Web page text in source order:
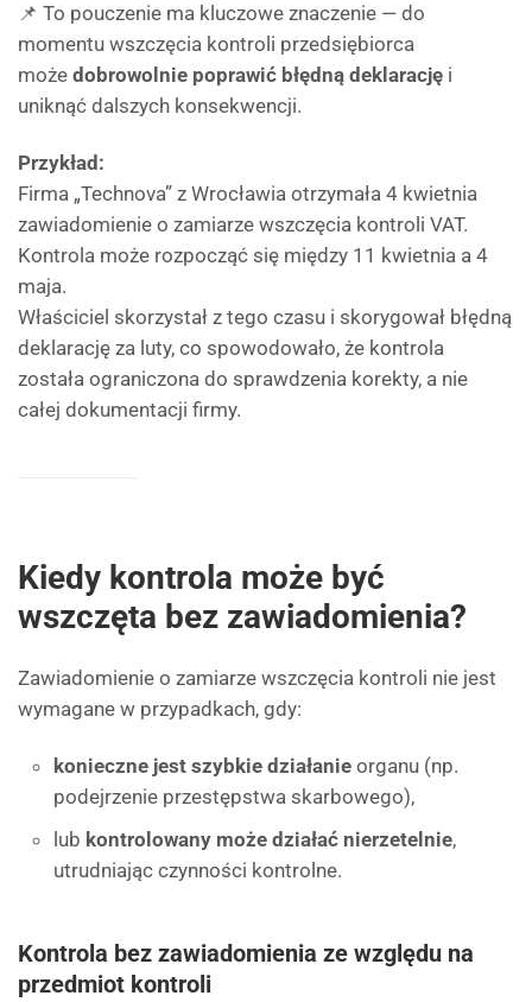
📌 To pouczenie ma kluczowe znaczenie — do
momentu wszczęcia kontroli przedsiębiorca
może dobrowolnie poprawić błędną deklarację i
uniknąć dalszych konsekwencji.
Przykład:
Firma „Technova” z Wrocławia otrzymała 4 kwietnia
zawiadomienie o zamiarze wszczęcia kontroli VAT.
Kontrola może rozpocząć się między 11 kwietnia a 4
maja.
Właściciel skorzystał z tego czasu i skorygował błędną
deklarację za luty, co spowodowało, że kontrola
została ograniczona do sprawdzenia korekty, a nie
całej dokumentacji firmy.
Kiedy kontrola może być
wszczęta bez zawiadomienia?
Zawiadomienie o zamiarze wszczęcia kontroli nie jest
wymagane w przypadkach, gdy:
konieczne jest szybkie działanie organu (np.
podejrzenie przestępstwa skarbowego),
lub kontrolowany może działać nierzetelnie,
utrudniając czynności kontrolne.
Kontrola bez zawiadomienia ze względu na
przedmiot kontroli